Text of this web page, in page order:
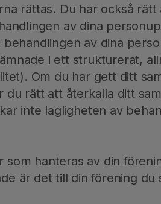
rättas. Du har också
av dina
av dina
i ett strukturerat,
Om du har gett ditt
du rätt att återkalla ditt
inte lagligheten av
som hanteras av din
är det till din förening du